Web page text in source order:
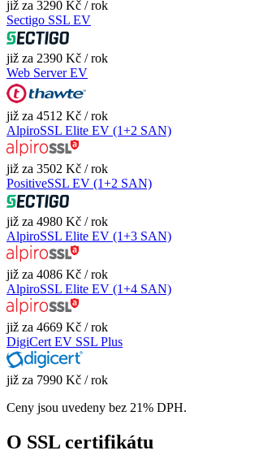
již za 3290 Kč / rok
Sectigo SSL EV
již za 2390 Kč / rok
Web Server EV
již za 4512 Kč / rok
AlpiroSSL Elite EV (1+2 SAN)
již za 3502 Kč / rok
PositiveSSL EV (1+2 SAN)
již za 4980 Kč / rok
AlpiroSSL Elite EV (1+3 SAN)
již za 4086 Kč / rok
AlpiroSSL Elite EV (1+4 SAN)
již za 4669 Kč / rok
DigiCert EV SSL Plus
již za 7990 Kč / rok
Ceny jsou uvedeny bez 21% DPH.
O SSL certifikátu